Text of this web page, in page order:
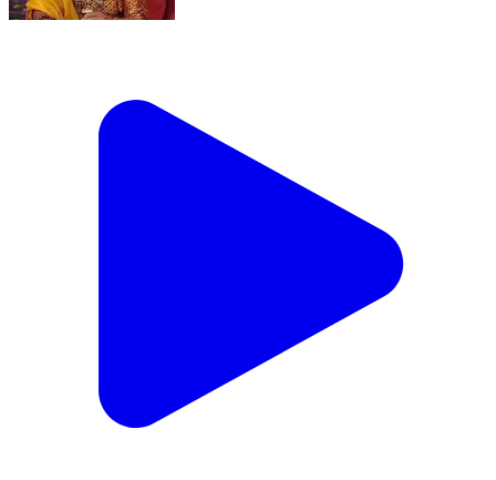
गुरुजी ने कर दिया हिसाब बराबर